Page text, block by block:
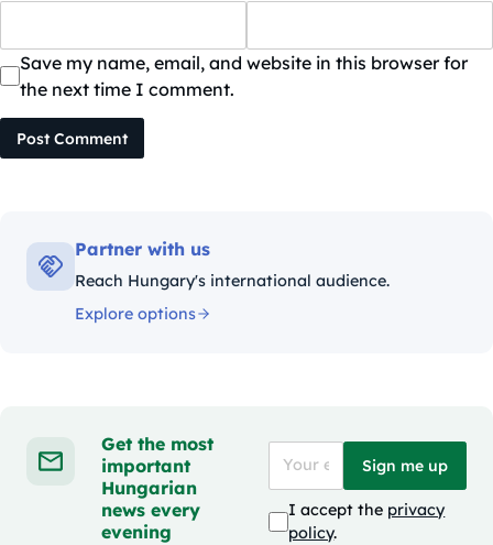
Save my name, email, and website in this browser for
the next time I comment.
Post Comment
Partner with us
Reach Hungary's international audience.
Explore options
Get the most
important
Hungarian
news every
evening
Sign me up
I accept the privacy
policy.